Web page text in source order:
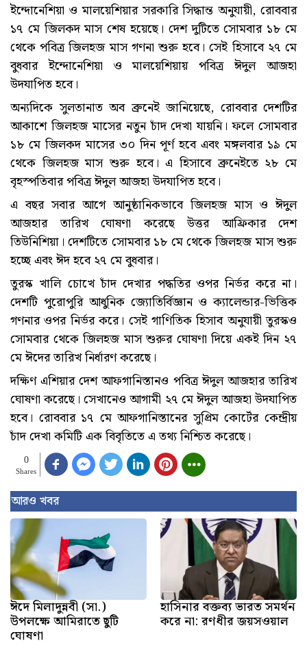
ইন্দোনেশিয়া ও মালয়েশিয়ার সরকারি সিদ্ধান্ত অনুযায়ী, রোববার
১৭ মে জিলকদ মাস শেষ হয়েছে। দেশ দুটিতে সোমবার ১৮ মে
থেকে পবিত্র জিলহজ মাস গণনা শুরু হবে। সেই হিসাবে ২৭ মে
বুধবার ইন্দোনেশিয়া ও মালয়েশিয়ায় পবিত্র ঈদুল আজহা
উদযাপিত হবে।
অন্যদিকে সুলতানাত অব ব্রুনেই জানিয়েছে, রোববার দেশটির
আকাশে জিলহজ মাসের নতুন চাঁদ দেখা যায়নি। ফলে সোমবার
১৮ মে জিলকদ মাসের ৩০ দিন পূর্ণ হবে এবং মঙ্গলবার ১৯ মে
থেকে জিলহজ মাস শুরু হবে। এ হিসাবে ব্রুনেইতে ২৮ মে
বৃহস্পতিবার পবিত্র ঈদুল আজহা উদযাপিত হবে।
এ বছর সবার আগে আনুষ্ঠানিকভাবে জিলহজ মাস ও ঈদুল
আজহার তারিখ ঘোষণা করেছে উত্তর আফ্রিকার দেশ
তিউনিশিয়া। দেশটিতে সোমবার ১৮ মে থেকে জিলহজ মাস শুরু
হচ্ছে এবং ঈদ হবে ২৭ মে বুধবার।
তুরস্ক খালি চোখে চাঁদ দেখার পদ্ধতির ওপর নির্ভর করে না।
দেশটি পুরোপুরি আধুনিক জ্যোতির্বিজ্ঞান ও ক্যালেন্ডার-ভিত্তিক
গণনার ওপর নির্ভর করে। সেই গাণিতিক হিসাব অনুযায়ী তুরস্কও
সোমবার থেকে জিলহজ মাস শুরুর ঘোষণা দিয়ে একই দিন ২৭
মে ঈদের তারিখ নির্ধারণ করেছে।
দক্ষিণ এশিয়ার দেশ আফগানিস্তানও পবিত্র ঈদুল আজহার তারিখ
ঘোষণা করেছে। সেখানেও আগামী ২৭ মে ঈদুল আজহা উদযাপিত
হবে। রোববার ১৭ মে আফগানিস্তানের সুপ্রিম কোর্টের কেন্দ্রীয়
চাঁদ দেখা কমিটি এক বিবৃতিতে এ তথ্য নিশ্চিত করেছে।
0
Shares
আরও খবর
ঈদে মিলাদুন্নবী (সা.)
উপলক্ষে আমিরাতে ছুটি
ঘোষণা
হাসিনার বক্তব্য ভারত সমর্থন
করে না: রণধীর জয়সওয়াল